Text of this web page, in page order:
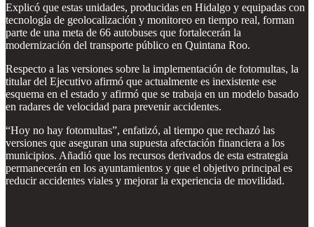
Explicó que estas unidades, producidas en Hidalgo y equipadas con
tecnología de geolocalización y monitoreo en tiempo real, forman
parte de una meta de 66 autobuses que fortalecerán la
modernización del transporte público en Quintana Roo.
Respecto a las versiones sobre la implementación de fotomultas, la
titular del Ejecutivo afirmó que actualmente es inexistente ese
esquema en el estado y afirmó que se trabaja en un modelo basado
en radares de velocidad para prevenir accidentes.
“Hoy no hay fotomultas”, enfatizó, al tiempo que rechazó las
versiones que aseguran una supuesta afectación financiera a los
municipios. Añadió que los recursos derivados de esta estrategia
permanecerán en los ayuntamientos y que el objetivo principal es
reducir accidentes viales y mejorar la experiencia de movilidad.